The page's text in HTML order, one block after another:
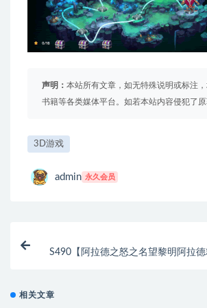
声明： 本站所有文章，如无特殊说明或标注
书籍等各类媒体平台。如若本站内容侵犯了
3D游戏
admin 永久会员
S490【阿拉德之怒之名望黎明阿拉
相关文章